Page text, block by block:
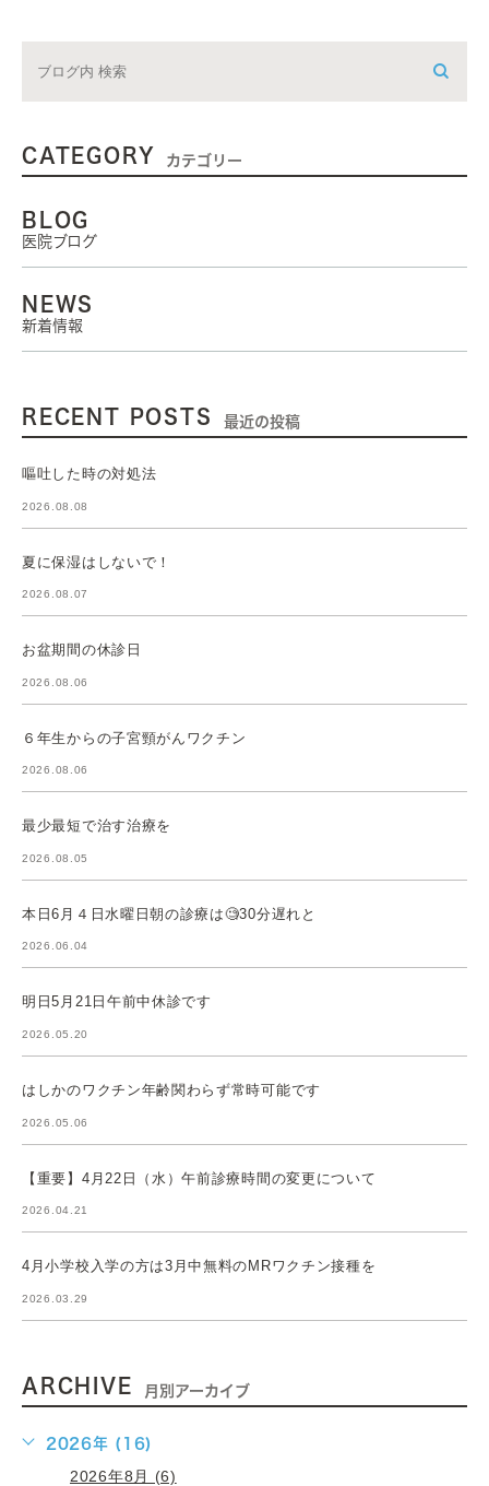
CATEGORY カテゴリー
BLOG
医院ブログ
NEWS
新着情報
RECENT POSTS 最近の投稿
嘔吐した時の対処法
2026.08.08
夏に保湿はしないで！
2026.08.07
お盆期間の休診日
2026.08.06
６年生からの子宮頸がんワクチン
2026.08.06
最少最短で治す治療を
2026.08.05
本日6月４日水曜日朝の診療は🧐30分遅れと
2026.06.04
明日5月21日午前中休診です
2026.05.20
はしかのワクチン年齢関わらず常時可能です
2026.05.06
【重要】4月22日（水）午前診療時間の変更について
2026.04.21
4月小学校入学の方は3月中無料のMRワクチン接種を
2026.03.29
ARCHIVE 月別アーカイブ
2026年 (16)
2026年8月 (6)